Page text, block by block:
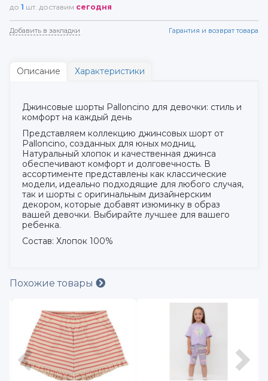
до 1 шт. доставим сегодня
Добавить в закладки Гарантия и возврат товара
Описание Характеристики
Джинсовые шорты Palloncino для девочки: стиль и
комфорт на каждый день
Представляем коллекцию джинсовых шорт от
Palloncino, созданных для юных модниц.
Натуральный хлопок и качественная джинса
обеспечивают комфорт и долговечность. В
ассортименте представлены как классические
модели, идеально подходящие для любого случая,
так и шорты с оригинальным дизайнерским
декором, которые добавят изюминку в образ
вашей девочки. Выбирайте лучшее для вашего
ребенка.
Состав: Хлопок 100%
Похожие товары